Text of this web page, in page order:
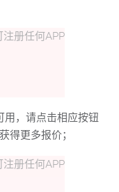
用，请点击相应按钮
得更多报价；